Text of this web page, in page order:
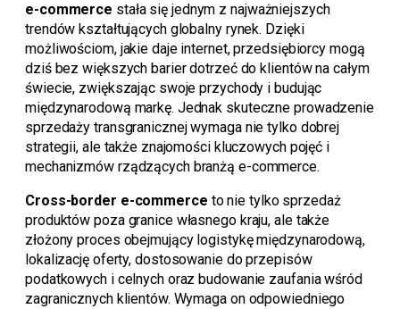
e-commerce stała się jednym z najważniejszych
trendów kształtujących globalny rynek. Dzięki
możliwościom, jakie daje internet, przedsiębiorcy mogą
dziś bez większych barier dotrzeć do klientów na całym
świecie, zwiększając swoje przychody i budując
międzynarodową markę. Jednak skuteczne prowadzenie
sprzedaży transgranicznej wymaga nie tylko dobrej
strategii, ale także znajomości kluczowych pojęć i
mechanizmów rządzących branżą e-commerce.
Cross-border e-commerce to nie tylko sprzedaż
produktów poza granice własnego kraju, ale także
złożony proces obejmujący logistykę międzynarodową,
lokalizację oferty, dostosowanie do przepisów
podatkowych i celnych oraz budowanie zaufania wśród
zagranicznych klientów. Wymaga on odpowiedniego